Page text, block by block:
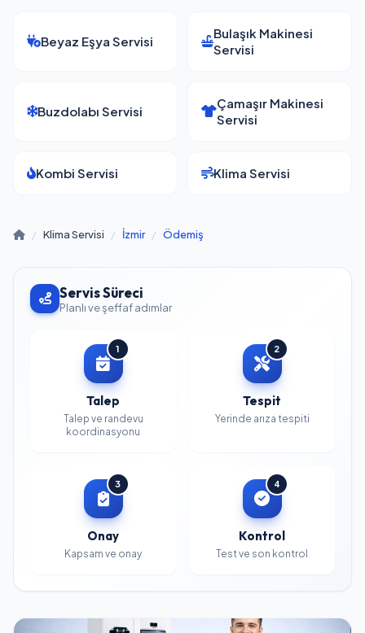
Beyaz Eşya Servisi
Bulaşık Makinesi
Servisi
Buzdolabı Servisi
Çamaşır Makinesi
Servisi
Kombi Servisi Klima Servisi
/ Klima Servisi / İzmir / Ödemiş
Servis Süreci
Planlı ve şeffaf adımlar
1
Talep
Talep ve randevu
koordinasyonu
2
Tespit
Yerinde arıza tespiti
3
Onay
Kapsam ve onay
4
Kontrol
Test ve son kontrol